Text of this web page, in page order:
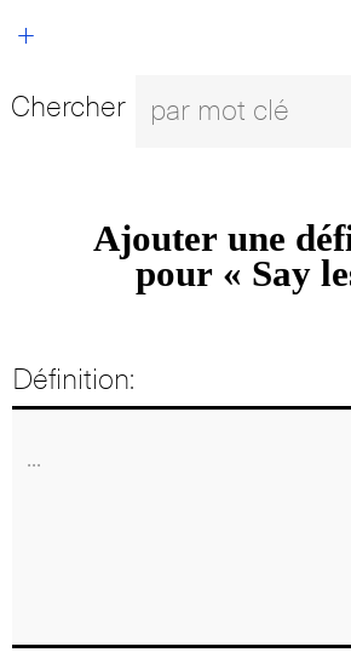
+
Chercher
Ajouter une
pour « Say
Définition: